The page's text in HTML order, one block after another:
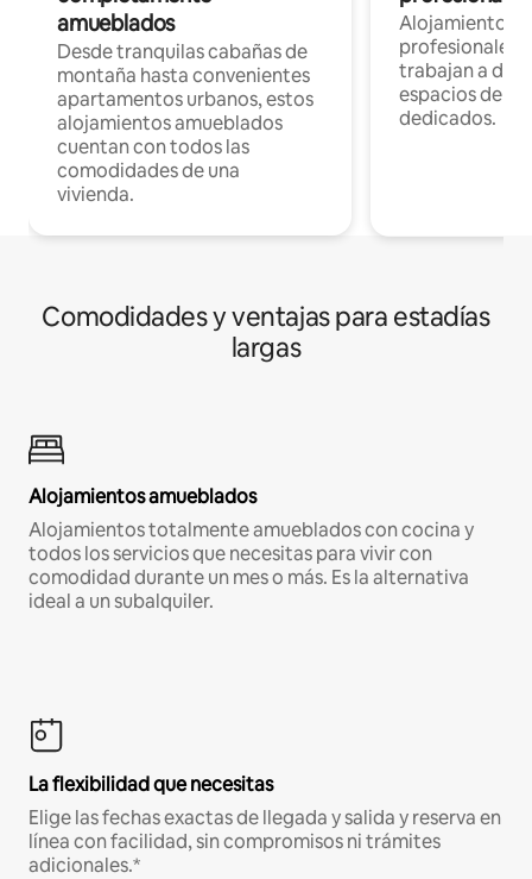
amueblados
Desde tranquilas cabañas de
montaña hasta convenientes
apartamentos urbanos, estos
alojamientos amueblados
cuentan con todos las
comodidades de una
vivienda.
Alojamientos
profesionales
trabajan a
espacios de
dedicados.
Comodidades y ventajas para estadías
largas
Alojamientos amueblados
Alojamientos totalmente amueblados con cocina y
todos los servicios que necesitas para vivir con
comodidad durante un mes o más. Es la alternativa
ideal a un subalquiler.
La flexibilidad que necesitas
Elige las fechas exactas de llegada y salida y reserva en
línea con facilidad, sin compromisos ni trámites
adicionales.*